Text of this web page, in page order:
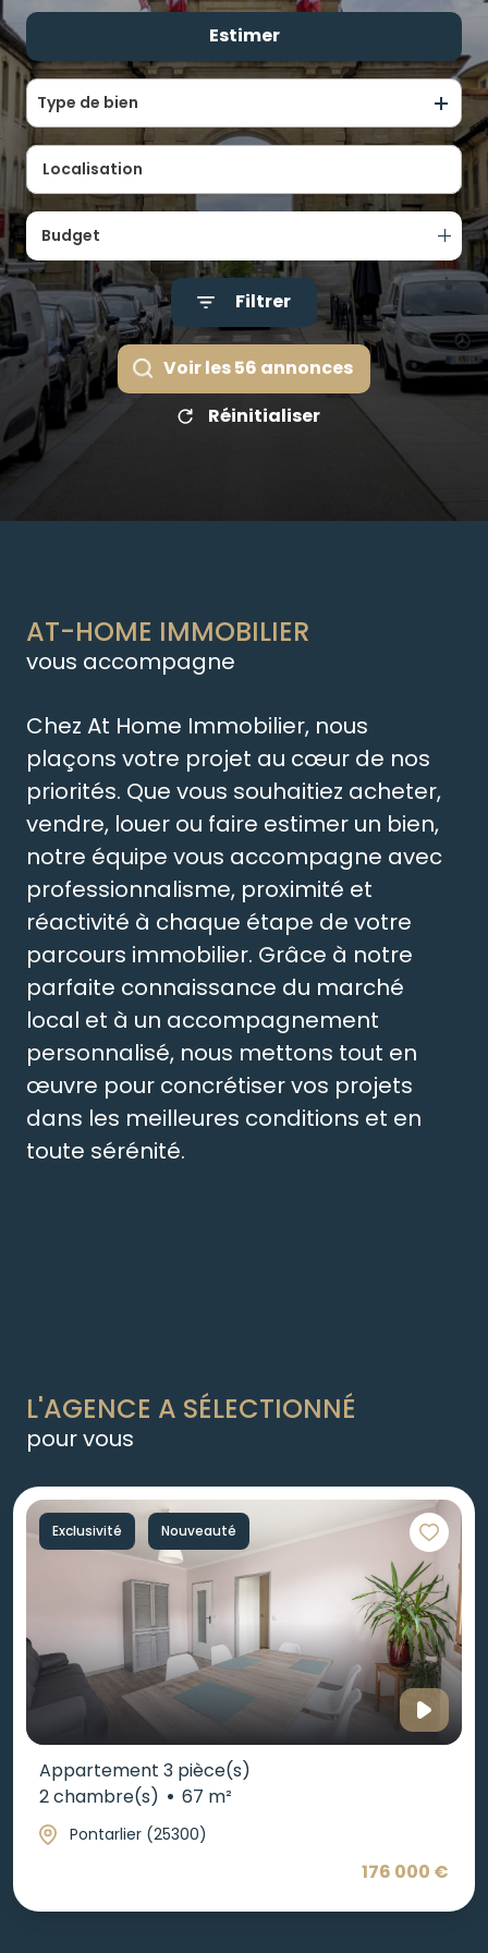
ALERTE
ÉQUIPE
CONTACT
De l'immo pro
Estimer
Type de bien
Budget
Filtrer
Voir les56 annonces
Réinitialiser
AT-HOME IMMOBILIER
vous accompagne
Chez At Home Immobilier, nous
plaçons votre projet au cœur de nos
priorités. Que vous souhaitiez acheter,
vendre, louer ou faire estimer un bien,
notre équipe vous accompagne avec
professionnalisme, proximité et
réactivité à chaque étape de votre
parcours immobilier. Grâce à notre
parfaite connaissance du marché
local et à un accompagnement
personnalisé, nous mettons tout en
œuvre pour concrétiser vos projets
dans les meilleures conditions et en
toute sérénité.
L'AGENCE A SÉLECTIONNÉ
pour vous
Exclusivité Nouveauté
Appartement 3 pièce(s)
2 chambre(s)
67 m²
Pontarlier (25300)
176 000 €